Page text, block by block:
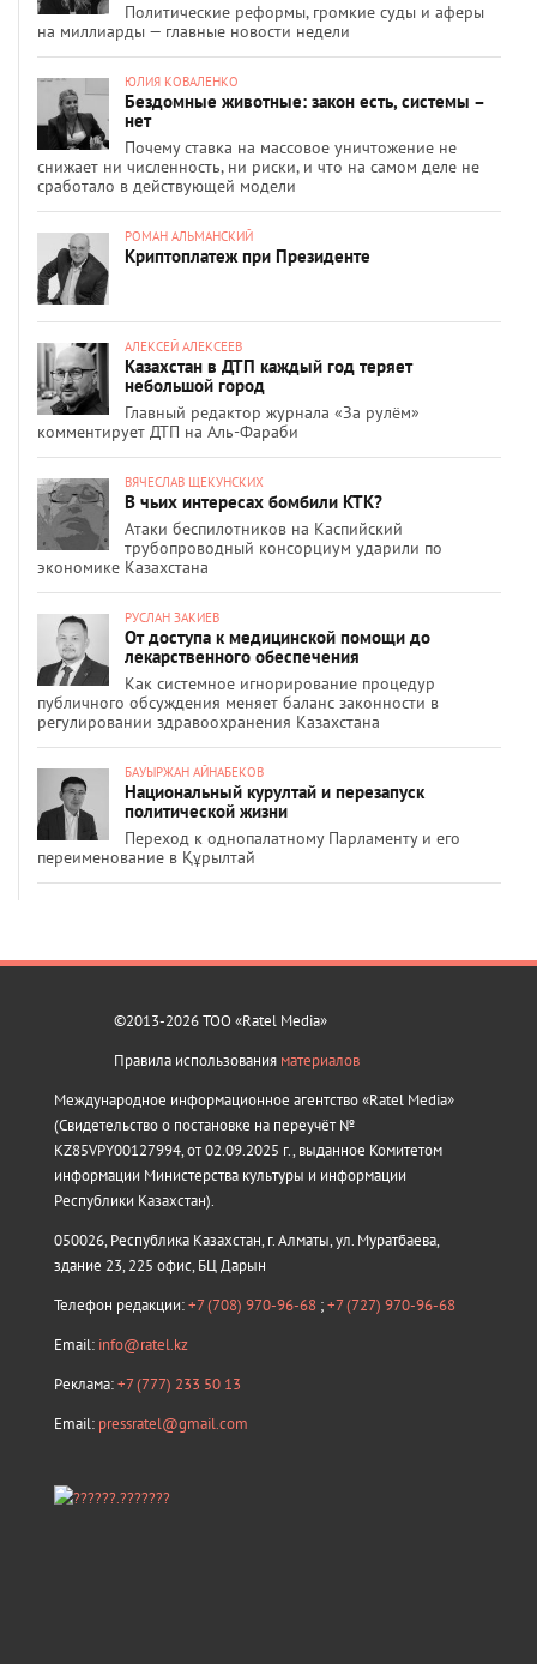
Политические реформы, громкие суды и аферы
на миллиарды — главные новости недели
ЮЛИЯ КОВАЛЕНКО
Бездомные животные: закон есть, системы –
нет
Почему ставка на массовое уничтожение не
снижает ни численность, ни риски, и что на самом деле не
сработало в действующей модели
РОМАН АЛЬМАНСКИЙ
Криптоплатеж при Президенте
АЛЕКСЕЙ АЛЕКСЕЕВ
Казахстан в ДТП каждый год теряет
небольшой город
Главный редактор журнала «За рулём»
комментирует ДТП на Аль-Фараби
ВЯЧЕСЛАВ ЩЕКУНСКИХ
В чьих интересах бомбили КТК?
Атаки беспилотников на Каспийский
трубопроводный консорциум ударили по
экономике Казахстана
РУСЛАН ЗАКИЕВ
От доступа к медицинской помощи до
лекарственного обеспечения
Как системное игнорирование процедур
публичного обсуждения меняет баланс законности в
регулировании здравоохранения Казахстана
БАУЫРЖАН АЙНАБЕКОВ
Национальный курултай и перезапуск
политической жизни
Переход к однопалатному Парламенту и его
переименование в Құрылтай
©2013-2026 ТОО «Ratel Media»
Правила использования материалов
Международное информационное агентство «Ratel Media»
(Свидетельство о постановке на переучёт №
KZ85VPY00127994, от 02.09.2025 г., выданное Комитетом
информации Министерства культуры и информации
Республики Казахстан).
050026, Республика Казахстан, г. Алматы, ул. Муратбаева,
здание 23, 225 офис, БЦ Дарын
Телефон редакции:+7 (708) 970-96-68 ;+7 (727) 970-96-68
Email: info@ratel.kz
Реклама:+7 (777) 233 50 13
Email: pressratel@gmail.com